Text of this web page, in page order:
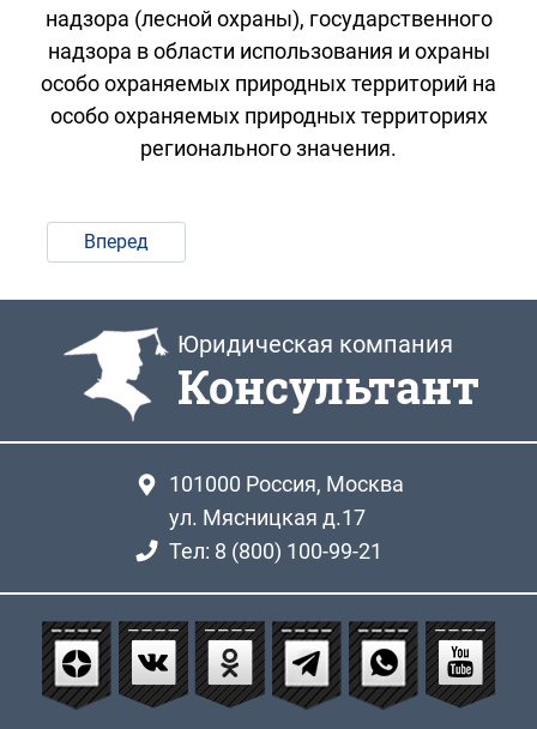
надзора (лесной охраны), государственного
надзора в области использования и охраны
особо охраняемых природных территорий на
особо охраняемых природных территориях
регионального значения.
Вперед
Юридическая компания
Консультант
101000 Россия, Москва
ул. Мясницкая д.17
Тел: 8 (800) 100-99-21